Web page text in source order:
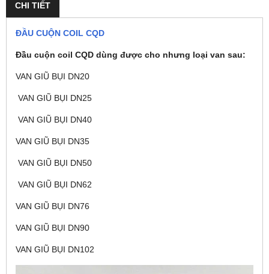
CHI TIẾT
ĐẦU CUỘN COIL CQD
Đầu cuộn coil CQD dùng được cho nhưng loại van sau:
VAN GIŨ BỤI DN20
VAN GIŨ BỤI DN25
VAN GIŨ BỤI DN40
VAN GIŨ BỤI DN35
VAN GIŨ BỤI DN50
VAN GIŨ BỤI DN62
VAN GIŨ BỤI DN76
VAN GIŨ BỤI DN90
VAN GIŨ BỤI DN102